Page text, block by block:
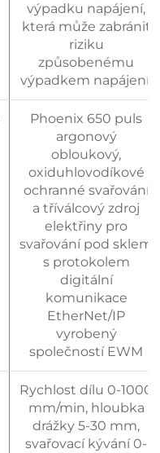
výpadku napájení,
která může zabránit
riziku
způsobenému
výpadkem napájení.
Phoenix 650 puls
argonový
obloukový,
oxiduhlovodíkové
ochranné svařování
a tříválcový zdroj
elektřiny pro
svařování pod sklem
s protokolem
digitální
komunikace
EtherNet/IP
vyrobený
společností EWM
Rychlost dílu 0-1000
mm/min, hloubka
drážky 5-30 mm,
svařovací kývání 0-